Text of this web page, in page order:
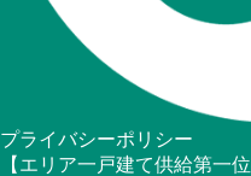
プライバシーポリシー
【エリア一戸建て供給第一